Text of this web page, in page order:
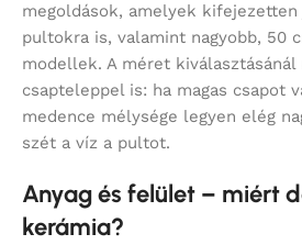
megoldások, amelyek
pultokra is, valamint nagyobb, 50
modellek. A méret kiválasztásánál
csapteleppel is: ha magas csapot
medence mélysége legyen elég
szét a víz a pultot.
Anyag és felület – miért
kerámia?